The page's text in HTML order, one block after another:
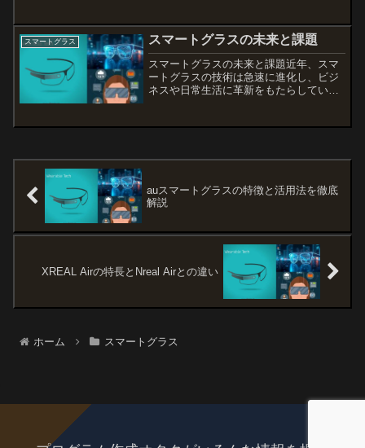
生活の中で多くの可能性を広げてくれま
す。本記事では、au...
スマートグラス スマートグラスの未来と課題
スマートグラスの未来と課題近年、スマ
ートグラスの技術は急速に進化し、ビジ
ネスや日常生活に革新をもたらしていま
効率化と生産性の向上を約束します。し
auスマートグラスの特徴と活用法を徹底
解説
XREAL Airの特長とNreal Airとの違い
ホーム スマートグラス